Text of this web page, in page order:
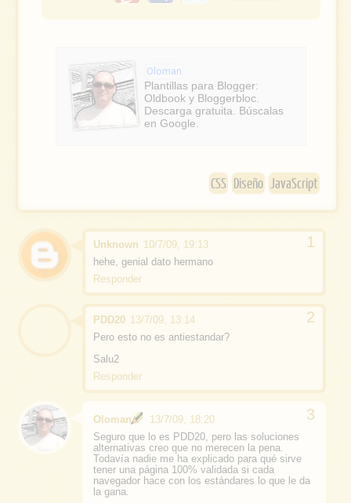
l
e
e
b
o
Oloman
Plantillas para Blogger:
Oldbook y Bloggerbloc.
Descarga gratuita. Búscalas
en Google.
CSS Diseño JavaScript
Unknown 10/7/09, 19:13
hehe, genial dato hermano
Responder
PDD20 13/7/09, 13:14
Pero esto no es antiestandar?
Salu2
Responder
Oloman
13/7/09, 18:20
Seguro que lo es PDD20, pero las soluciones
alternativas creo que no merecen la pena.
Todavía nadie me ha explicado para qué sirve
tener una página 100% validada si cada
navegador hace con los estándares lo que le da
la gana.